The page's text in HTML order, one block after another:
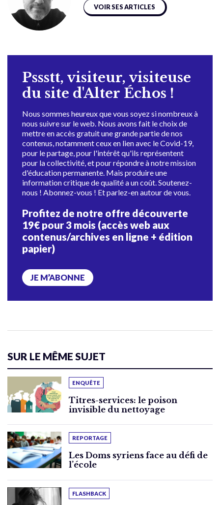
VOIR SES ARTICLES
Pssstt, visiteur, visiteuse
du site d'Alter Échos !
Nous sommes heureux que vous soyez si nombreux à
nous suivre sur le web. Nous avons fait le choix de
mettre en accès gratuit une grande partie de nos
contenus, notamment ceux en lien avec le Covid-19,
pour le partage, pour l'intérêt qu'ils représentent
pour la collectivité, et pour répondre à notre mission
d'éducation permanente. Mais produire une
information critique de qualité a un coût. Soutenez-
nous ! Abonnez-vous ! Et parlez-en autour de vous.
Profitez de notre offre découverte
19€ pour 3 mois (accès web aux
contenus/archives en ligne + édition
papier)
JE M’ABONNE
SUR LE MÊME SUJET
ENQUÊTE
Titres-services: le poison
invisible du nettoyage
REPORTAGE
Les Doms syriens face au défi de
l’école
FLASHBACK